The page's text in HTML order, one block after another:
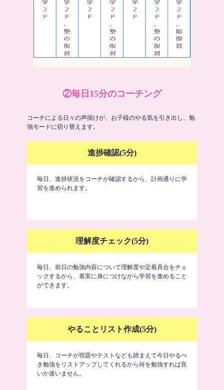
②毎日15分のコーチング
コーチによる日々の声掛けが、お子様のやる気を引き出し、勉
強モードに切り替えます。
進捗確認(5分)
毎日、進捗状況をコーチが確認するから、計画通りに学
習を進められます。
理解度チェック(5分)
毎日、前日の勉強内容について理解度や定着具合をチェ
ックするから、着実に身につけながら学習を進めること
ができます。
やることリスト作成(5分)
毎日、コーチが宿題やテストなども踏まえて今日やるべ
き勉強をリストアップしてくれるから何を勉強すれば良
いか迷いません。